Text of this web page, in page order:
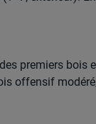
premiers bois
offensif